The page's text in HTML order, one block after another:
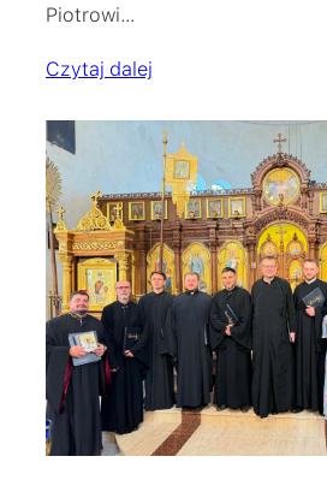
Piotrowi…
Czytaj dalej